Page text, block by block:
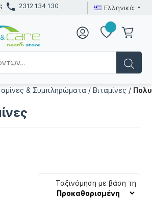
2312 134 130 Ελληνικά
& Συμπληρώματα /Βιταμίνες /
Ταξινόμηση με βάση τη